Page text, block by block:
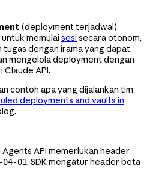
(deployment terjadwal)
untuk memulai sesi secara otonom,
dengan irama yang dapat
mengelola deployment dengan
Claude API.
contoh apa yang dijalankan tim
deployments and vaults in
API memerlukan header
04-01. SDK mengatur header beta